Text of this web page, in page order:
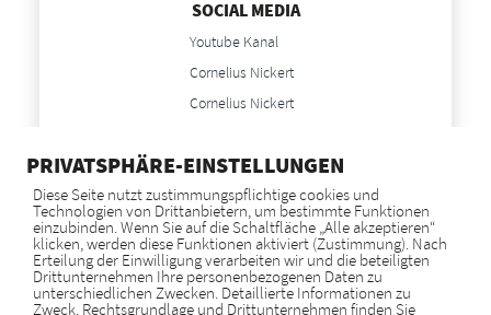
SOCIAL MEDIA
Youtube Kanal
Cornelius Nickert
Cornelius Nickert
Anne Nickert
NEWS
Blog
PRIVATSPHÄRE-EINSTELLUNGEN
Diese Seite nutzt zustimmungspflichtige cookies und
Technologien von Drittanbietern, um bestimmte Funktionen
einzubinden. Wenn Sie auf die Schaltfläche „Alle akzeptieren“
klicken, werden diese Funktionen aktiviert (Zustimmung). Nach
Erteilung der Einwilligung verarbeiten wir und die beteiligten
Drittunternehmen Ihre personenbezogenen Daten zu
unterschiedlichen Zwecken. Detaillierte Informationen zu
Zweck, Rechtsgrundlage und Drittunternehmen finden Sie